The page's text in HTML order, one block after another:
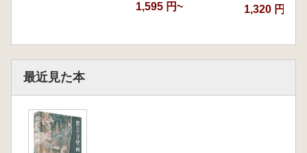
1,595 円~ 1,320 円
最近見た本